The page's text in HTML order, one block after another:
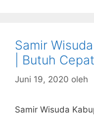
Samir
| Butuh
Juni 19, 2020 oleh
Samir Wisuda